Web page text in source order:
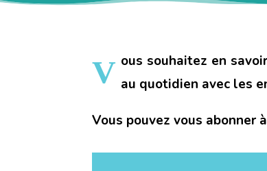
V ous souhaitez en
au quotidien avec les
Vous pouvez vous abonner